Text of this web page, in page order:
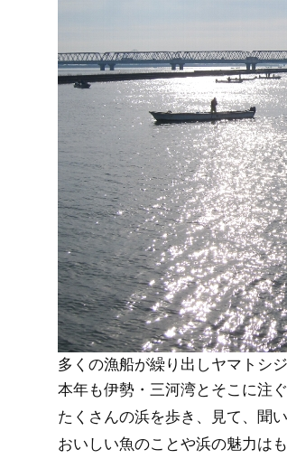
多くの漁船が繰り出しヤマトシ
本年も伊勢・三河湾とそこに注
たくさんの浜を歩き、見て、聞
おいしい魚のことや浜の魅力はも